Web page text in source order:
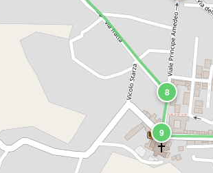
8
9